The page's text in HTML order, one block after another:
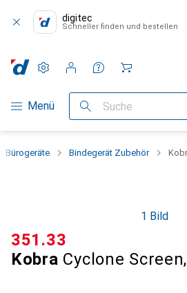
digitec
Schneller finden und bestellen
Navigation nach Kategorien
Menü Suche
Einstellungen
Kundenkonto
Vergleichslisten
Merklisten
Warenkorb
Bürogeräte Bindegerät Zubehör
1 Bild
Kobra Cyclone
CHF
351.33